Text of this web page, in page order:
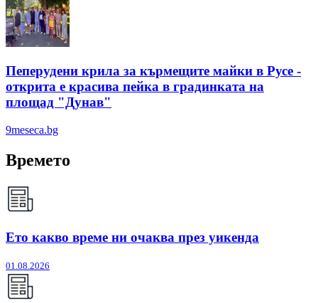
Пеперудени крила за кърмещите майки в Русе -
открита е красива пейка в градинката на
площад "Дунав"
9meseca.bg
Времето
Ето какво време ни очаква през уикенда
01.08.2026